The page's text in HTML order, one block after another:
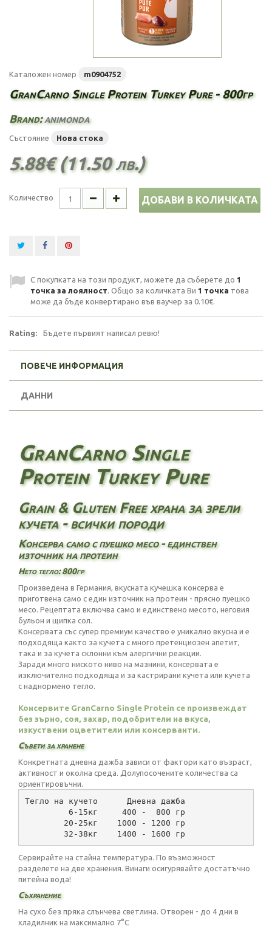
Каталожен номер m0904752
GranCarno Single Protein Turkey Pure - 800гр
Brand:animonda
Състояние Нова стока
5.88€ (11.50 лв.)
Количество ДОБАВИ В КОЛИЧКАТА
С покупката на този продукт, можете да съберете до 1
точка за лоялност. Общо за количката Ви 1 точка това
може да бъде конвертирано във ваучер за 0.10€.
Rating: Бъдете първият написал ревю!
ПОВЕЧЕ ИНФОРМАЦИЯ
ДАННИ
GranCarno Single
Protein Turkey Pure
Grain & Gluten Free храна за зрели
кучета - всички породи
Консерва само с пуешко месо - единствен
източник на протеин
Нето тегло: 800гр
Произведена в Германия, вкусната кучешка консерва е
приготвена само с един източник на протеин - прясно пуешко
месо. Рецептата включва само и единствено месото, неговия
бульон и щипка сол.
Консервата със супер премиум качество е уникално вкусна и е
подходяща както за кучета с много претенциозен апетит,
така и за кучета склонни към алергични реакции.
Заради много ниското ниво на мазнини, консервата е
изключително подходяща и за кастрирани кучета или кучета
с наднормено тегло.
Консервите GranCarno Single Protein се произвеждат
без зърно, соя, захар, подобрители на вкуса,
изкуствени оцветители или консерванти.
Съвети за хранене
Конкретната дневна дажба зависи от фактори като възраст,
активност и околна среда. Долупосочените количества са
ориентировъчни.
Тегло на кучето      Дневна дажба
         6-15кг     400 -  800 гр
        20-25кг    1000 - 1200 гр
        32-38кг    1400 - 1600 гр
Сервирайте на стайна температура. По възможност
разделете на две хранения. Винаги осигурявайте достатъчно
питейна вода!
Съхранение
На сухо без пряка слънчева светлина. Отворен - до 4 дни в
хладилник на максимално 7°C